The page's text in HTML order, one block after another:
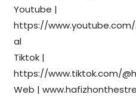
Youtube |
https://
al
Tiktok |
https://www.tiktok.com/
Web |